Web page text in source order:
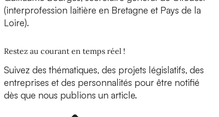
(interprofession laitière en Bretagne et Pays de la
Loire).
Restez au courant en temps réel !
Suivez des thématiques, des projets législatifs, des
entreprises et des personnalités pour être notifié
dès que nous publions un article.